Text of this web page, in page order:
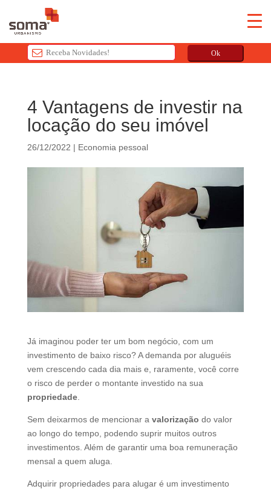
Ok
i
i
l
d
f
t
b
l
a
n
4 Vantagens de investir na
locação do seu imóvel
26/12/2022 | Economia pessoal
Já imaginou poder ter um bom negócio, com um
investimento de baixo risco? A demanda por aluguéis
vem crescendo cada dia mais e, raramente, você corre
o risco de perder o montante investido na sua
propriedade.
Sem deixarmos de mencionar a valorização do valor
ao longo do tempo, podendo suprir muitos outros
investimentos. Além de garantir uma boa remuneração
mensal a quem aluga.
Adquirir propriedades para alugar é um investimento